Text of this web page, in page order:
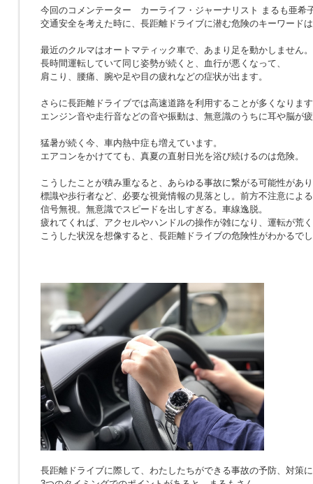
今回のコメンテーター カーライフ・ジャーナリスト まるも亜希
交通安全を考えた時に、長距離ドライブに潜む危険のキーワード
最近のクルマはオートマティック車で、あまり足を動かしません。
長時間運転していて同じ姿勢が続くと、血行が悪くなって、
肩こり、腰痛、腕や足や目の疲れなどの症状が出ます。
さらに長距離ドライブでは高速道路を利用することが多くなりま
エンジン音や走行音などの音や振動は、無意識のうちに耳や脳が
猛暑が続く今、車内熱中症も増えています。
エアコンをかけてても、真夏の直射日光を浴び続けるのは危険。
こうしたことが積み重なると、あらゆる事故に繋がる可能性があ
標識や歩行者など、必要な視覚情報の見落とし。前方不注意によ
信号無視。無意識でスピードを出しすぎる。車線逸脱。
疲れてくれば、アクセルやハンドルの操作が雑になり、運転が荒
こうした状況を想像すると、長距離ドライブの危険性がわかるで
長距離ドライブに際して、わたしたちができる事故の予防、対策